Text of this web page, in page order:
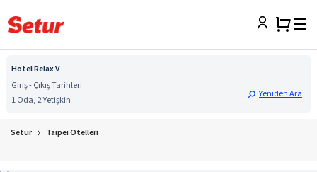
Hotel Relax V
Giriş - Çıkış Tarihleri
1 Oda, 2 Yetişkin
Yeniden Ara
Setur Taipei Otelleri